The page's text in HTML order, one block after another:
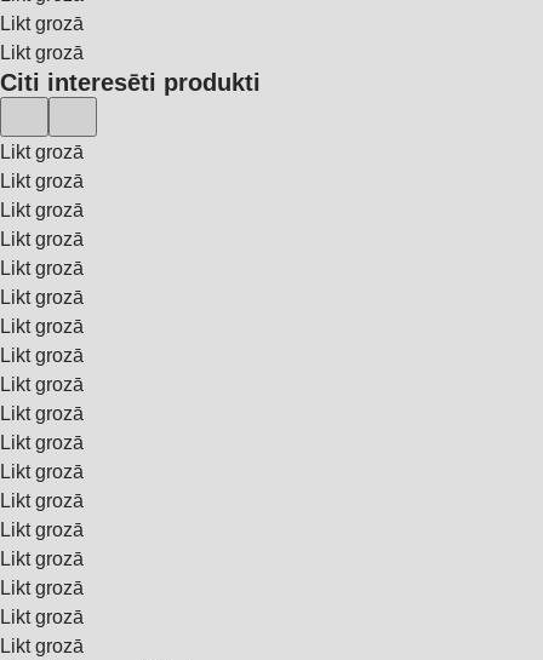
Likt grozā
Likt grozā
Citi interesēti produkti
Likt grozā
Likt grozā
Likt grozā
Likt grozā
Likt grozā
Likt grozā
Likt grozā
Likt grozā
Likt grozā
Likt grozā
Likt grozā
Likt grozā
Likt grozā
Likt grozā
Likt grozā
Likt grozā
Likt grozā
Likt grozā